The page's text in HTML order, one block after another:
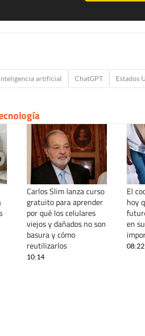
artificial ChatGPT Estados
Carlos Slim lanza curso
gratuito para aprender
por qué los celulares
viejos y dañados no son
basura y cómo
reutilizarlos
10:14
El
hoy
en
08:22